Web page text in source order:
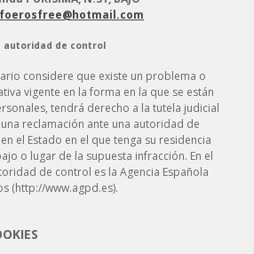
autoridad de control
considere que existe un problema o
vigente en la forma en la que se están
tendrá derecho a la tutela judicial
reclamación ante una autoridad de
el Estado en el que tenga su residencia
o lugar de la supuesta infracción. En el
de control es la Agencia Española
(http://www.agpd.es).